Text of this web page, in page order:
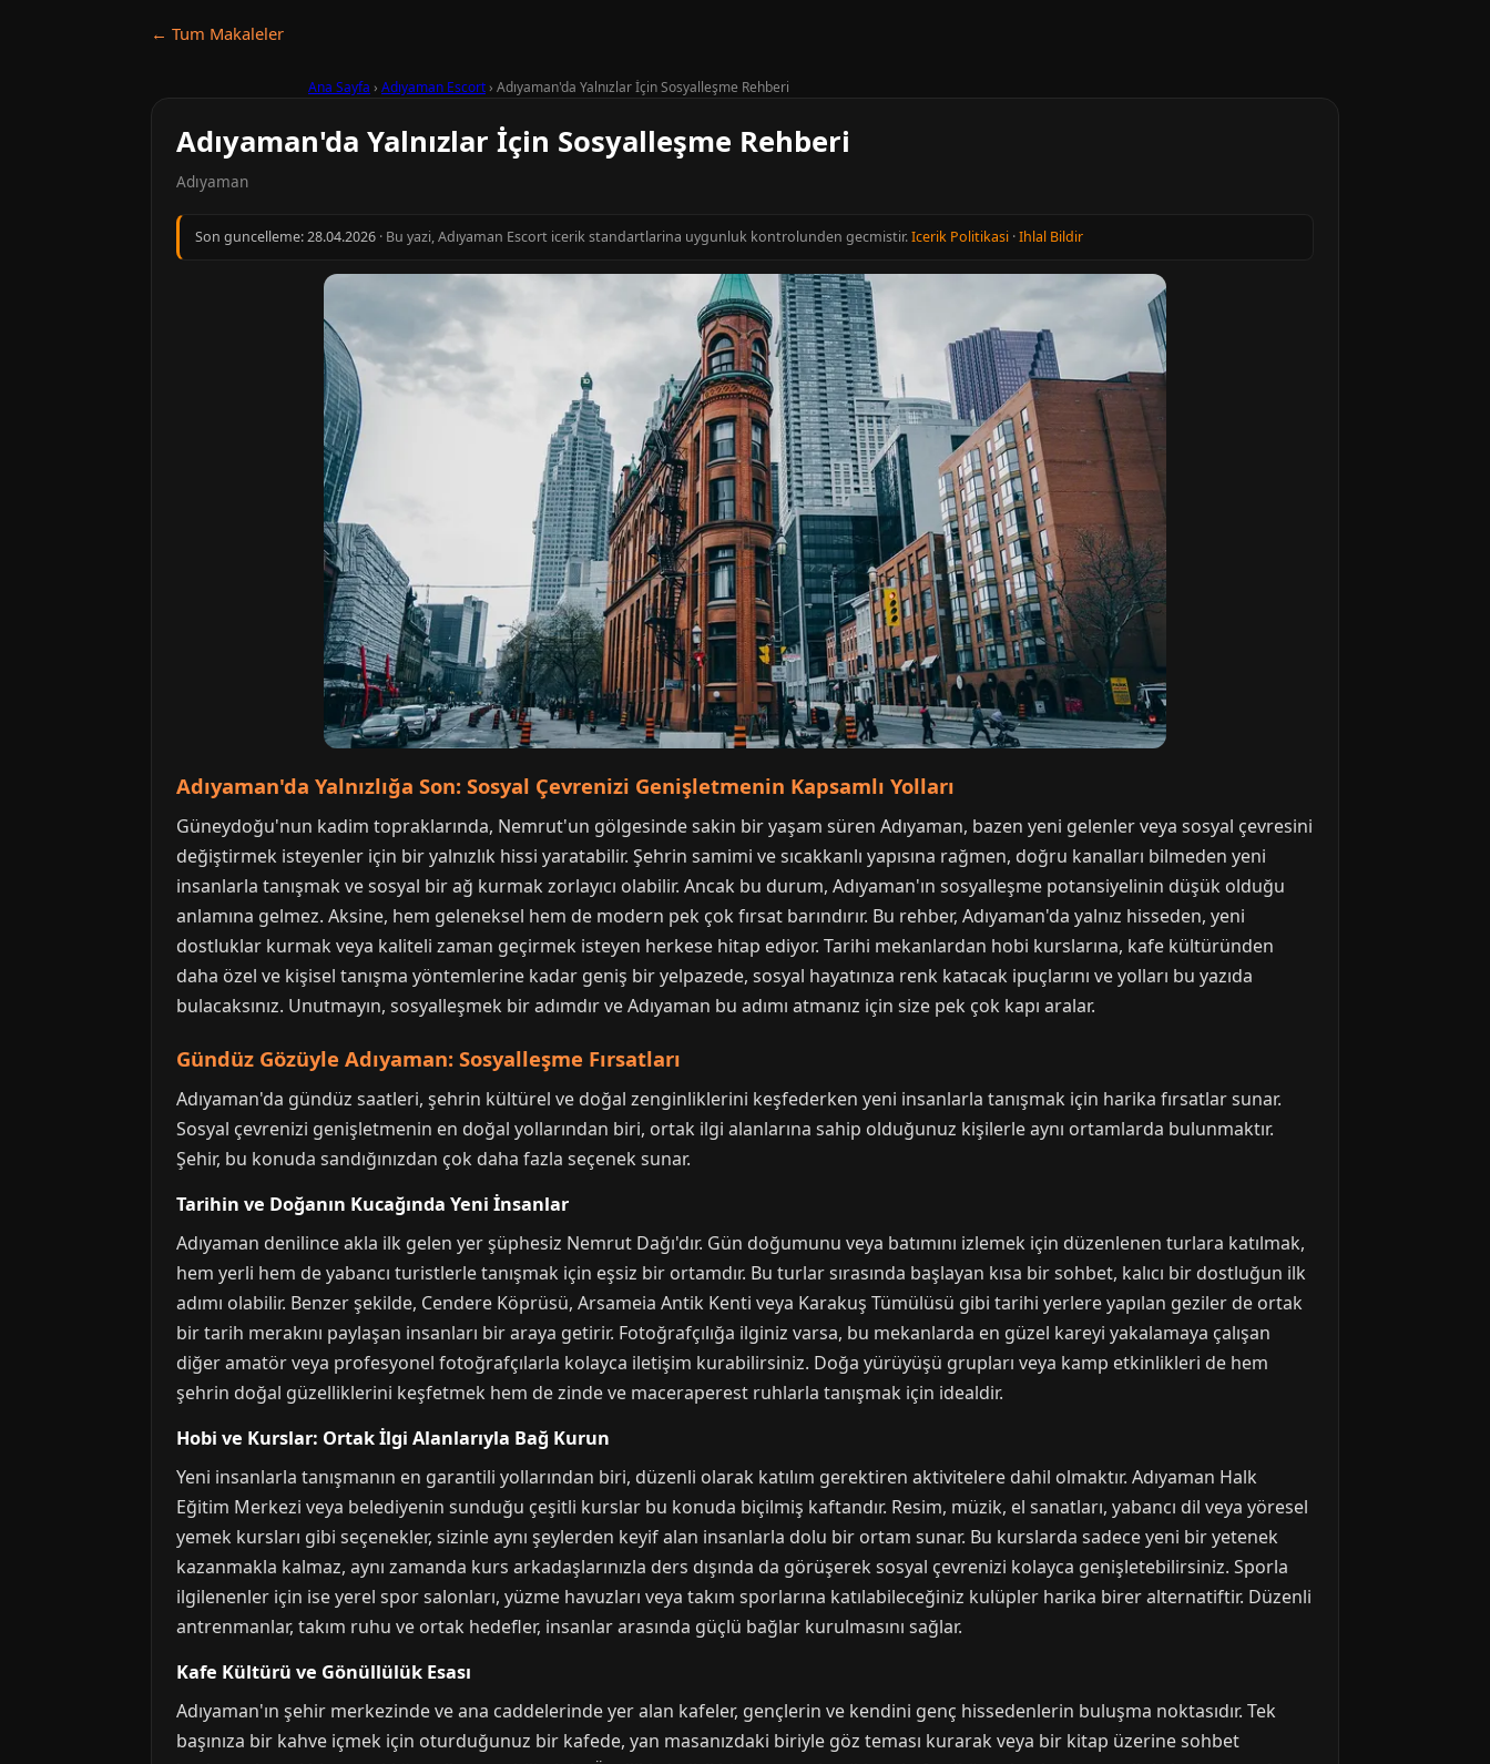
← Tum Makaleler
Ana Sayfa › Adıyaman Escort› Adıyaman'da Yalnızlar İçin Sosyalleşme Rehberi
Adıyaman'da Yalnızlar İçin Sosyalleşme Rehberi
Adıyaman
Son guncelleme:28.04.2026 · Bu yazi, Adıyaman Escort icerik standartlarina uygunluk kontrolunden gecmistir.Icerik Politikasi ·Ihlal Bildir
Adıyaman'da Yalnızlığa Son: Sosyal Çevrenizi Genişletmenin Kapsamlı Yolları
Güneydoğu'nun kadim topraklarında, Nemrut'un gölgesinde sakin bir yaşam süren Adıyaman, bazen yeni gelenler veya sosyal çevresini
değiştirmek isteyenler için bir yalnızlık hissi yaratabilir. Şehrin samimi ve sıcakkanlı yapısına rağmen, doğru kanalları bilmeden yeni
insanlarla tanışmak ve sosyal bir ağ kurmak zorlayıcı olabilir. Ancak bu durum, Adıyaman'ın sosyalleşme potansiyelinin düşük olduğu
anlamına gelmez. Aksine, hem geleneksel hem de modern pek çok fırsat barındırır. Bu rehber, Adıyaman'da yalnız hisseden, yeni
dostluklar kurmak veya kaliteli zaman geçirmek isteyen herkese hitap ediyor. Tarihi mekanlardan hobi kurslarına, kafe kültüründen
daha özel ve kişisel tanışma yöntemlerine kadar geniş bir yelpazede, sosyal hayatınıza renk katacak ipuçlarını ve yolları bu yazıda
bulacaksınız. Unutmayın, sosyalleşmek bir adımdır ve Adıyaman bu adımı atmanız için size pek çok kapı aralar.
Gündüz Gözüyle Adıyaman: Sosyalleşme Fırsatları
Adıyaman'da gündüz saatleri, şehrin kültürel ve doğal zenginliklerini keşfederken yeni insanlarla tanışmak için harika fırsatlar sunar.
Sosyal çevrenizi genişletmenin en doğal yollarından biri, ortak ilgi alanlarına sahip olduğunuz kişilerle aynı ortamlarda bulunmaktır.
Şehir, bu konuda sandığınızdan çok daha fazla seçenek sunar.
Tarihin ve Doğanın Kucağında Yeni İnsanlar
Adıyaman denilince akla ilk gelen yer şüphesiz Nemrut Dağı'dır. Gün doğumunu veya batımını izlemek için düzenlenen turlara katılmak,
hem yerli hem de yabancı turistlerle tanışmak için eşsiz bir ortamdır. Bu turlar sırasında başlayan kısa bir sohbet, kalıcı bir dostluğun ilk
adımı olabilir. Benzer şekilde, Cendere Köprüsü, Arsameia Antik Kenti veya Karakuş Tümülüsü gibi tarihi yerlere yapılan geziler de ortak
bir tarih merakını paylaşan insanları bir araya getirir. Fotoğrafçılığa ilginiz varsa, bu mekanlarda en güzel kareyi yakalamaya çalışan
diğer amatör veya profesyonel fotoğrafçılarla kolayca iletişim kurabilirsiniz. Doğa yürüyüşü grupları veya kamp etkinlikleri de hem
şehrin doğal güzelliklerini keşfetmek hem de zinde ve maceraperest ruhlarla tanışmak için idealdir.
Hobi ve Kurslar: Ortak İlgi Alanlarıyla Bağ Kurun
Yeni insanlarla tanışmanın en garantili yollarından biri, düzenli olarak katılım gerektiren aktivitelere dahil olmaktır. Adıyaman Halk
Eğitim Merkezi veya belediyenin sunduğu çeşitli kurslar bu konuda biçilmiş kaftandır. Resim, müzik, el sanatları, yabancı dil veya yöresel
yemek kursları gibi seçenekler, sizinle aynı şeylerden keyif alan insanlarla dolu bir ortam sunar. Bu kurslarda sadece yeni bir yetenek
kazanmakla kalmaz, aynı zamanda kurs arkadaşlarınızla ders dışında da görüşerek sosyal çevrenizi kolayca genişletebilirsiniz. Sporla
ilgilenenler için ise yerel spor salonları, yüzme havuzları veya takım sporlarına katılabileceğiniz kulüpler harika birer alternatiftir. Düzenli
antrenmanlar, takım ruhu ve ortak hedefler, insanlar arasında güçlü bağlar kurulmasını sağlar.
Kafe Kültürü ve Gönüllülük Esası
Adıyaman'ın şehir merkezinde ve ana caddelerinde yer alan kafeler, gençlerin ve kendini genç hissedenlerin buluşma noktasıdır. Tek
başınıza bir kahve içmek için oturduğunuz bir kafede, yan masanızdaki biriyle göz teması kurarak veya bir kitap üzerine sohbet